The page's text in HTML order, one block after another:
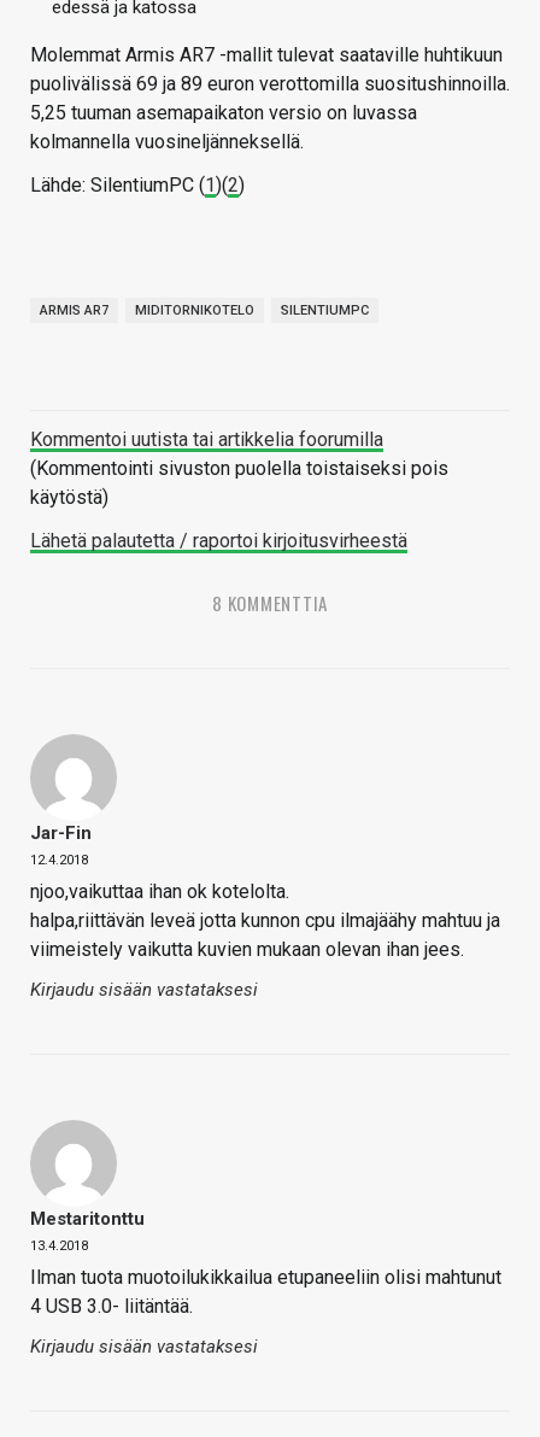
edessä ja katossa
Molemmat Armis AR7 -mallit tulevat saataville huhtikuun
puolivälissä 69 ja 89 euron verottomilla suositushinnoilla.
5,25 tuuman asemapaikaton versio on luvassa
kolmannella vuosineljänneksellä.
Lähde: SilentiumPC (1)(2)
ARMIS AR7 MIDITORNIKOTELO SILENTIUMPC
Kommentoi uutista tai artikkelia foorumilla
(Kommentointi sivuston puolella toistaiseksi pois
käytöstä)
Lähetä palautetta / raportoi kirjoitusvirheestä
8 KOMMENTTIA
Jar-Fin
12.4.2018
njoo,vaikuttaa ihan ok kotelolta.
halpa,riittävän leveä jotta kunnon cpu ilmajäähy mahtuu ja
viimeistely vaikutta kuvien mukaan olevan ihan jees.
Kirjaudu sisään vastataksesi
Mestaritonttu
13.4.2018
Ilman tuota muotoilukikkailua etupaneeliin olisi mahtunut
4 USB 3.0- liitäntää.
Kirjaudu sisään vastataksesi